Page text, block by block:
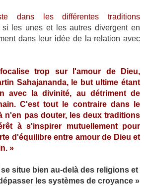
dans les différentes traditions
si les unes et les autres divergent en
dans leur idée de la relation avec
trop sur l'amour de Dieu,
Sahajananda, le but ultime étant
avec la divinité, au détriment de
C'est tout le contraire dans le
n'en pas douter, les deux traditions
à s'inspirer mutuellement pour
d'équilibre entre amour de Dieu et
»
situe bien au-delà des religions et
les systèmes de croyance »